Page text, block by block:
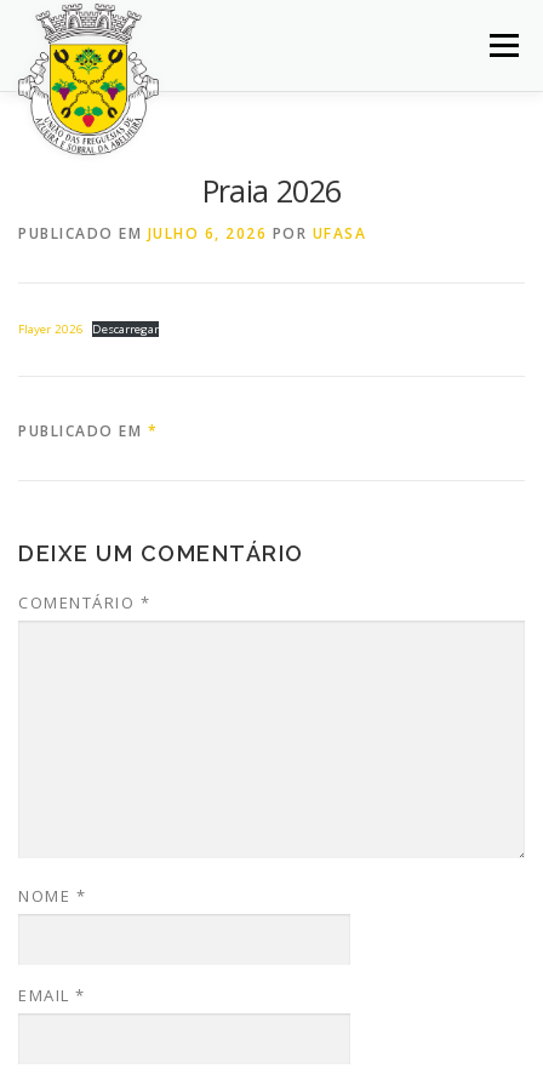
Saltar
conteúdo
Menu
INÍCIO JUNTA DE FREGUESIA
BALCÃO VIRTUAL NOTÍCIAS MAPA
CONCURSOS
Praia 2026
PUBLICADO EM JULHO 6, 2026 POR UFASA
Flayer 2026 Descarregar
PUBLICADO EM *
DEIXE UM COMENTÁRIO
COMENTÁRIO *
NOME *
EMAIL *